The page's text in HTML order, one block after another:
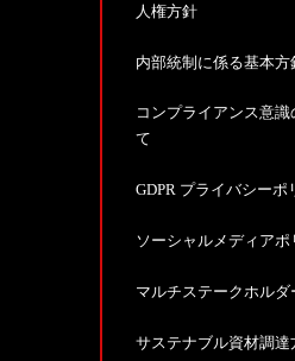
人権方針
内部統制に係る基本方
コンプライアンス意
て
GDPR プライバシーポ
ソーシャルメディアポ
マルチステークホルダ
サステナブル資材調達